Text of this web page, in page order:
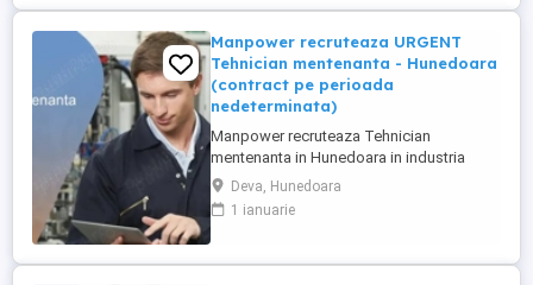
la testarea sistemelor complexe, utilizand
Manpower recruteaza URGENT
Tehnician mentenanta - Hunedoara
(contract pe perioada
nedeterminata)
Manpower recruteaza Tehnician
mentenanta in Hunedoara in industria
automotive. Responsabilitati principale: -
Analizarea si executarea lucrarilor de
reparatie, intretinere si revizie; - Verificarea
la testarea sistemelor complexe, utilizand
Deva, Hunedoara
1 ianuarie